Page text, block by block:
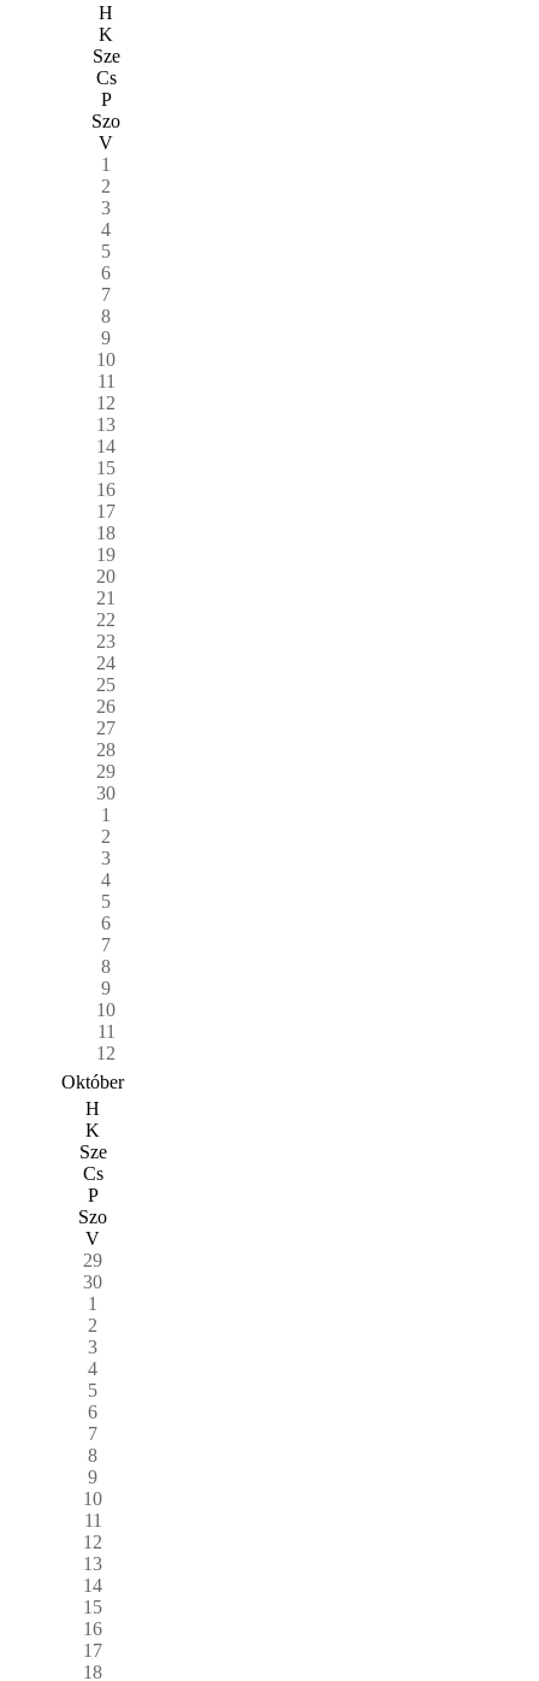
H
K
Sze
Cs
P
Szo
V
1
2
3
4
5
6
7
8
9
10
11
12
13
14
15
16
17
18
19
20
21
22
23
24
25
26
27
28
29
30
1
2
3
4
5
6
7
8
9
10
11
12
Október
H
K
Sze
Cs
P
Szo
V
29
30
1
2
3
4
5
6
7
8
9
10
11
12
13
14
15
16
17
18